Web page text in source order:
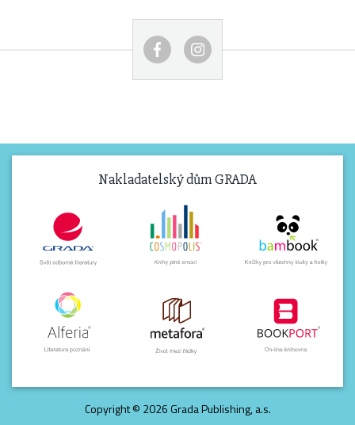
Nakladatelský dům GRADA
Copyright © 2026 Grada Publishing, a.s.